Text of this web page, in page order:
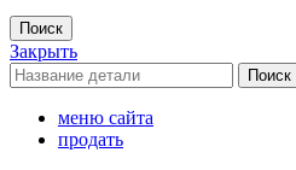
Поиск
Закрыть
Поиск
меню сайта
продать